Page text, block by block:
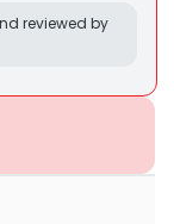
reviewed by